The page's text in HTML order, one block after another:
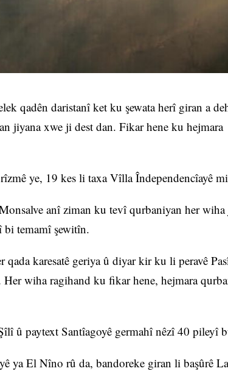
qadên daristanî ket ku şewata herî giran a
jiyana xwe ji dest dan. Fikar hene ku hejmara
ye, 19 kes li taxa Vîlla Îndependencîayê
anî ziman ku tevî qurbaniyan her
bi temamî şewitîn.
karesatê geriya û diyar kir ku li peravê
wiha ragihand ku fikar hene, hejmara
û paytext Santîagoyê germahî nêzî 40 pileyî
ya El Nîno rû da, bandoreke giran li başûrê